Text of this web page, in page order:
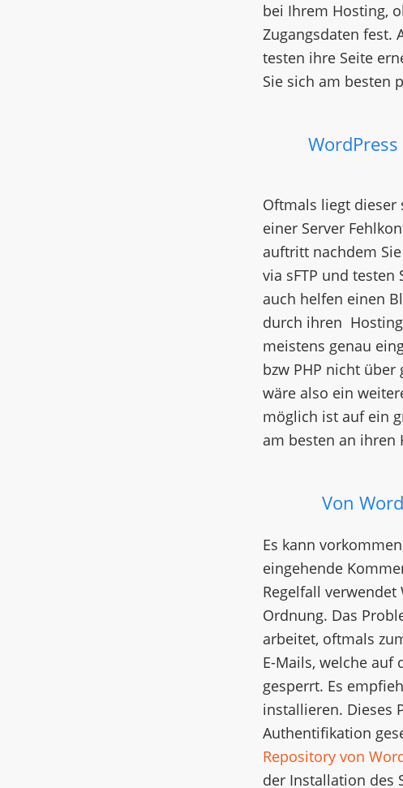
bei Ihrem Hosting,
Zugangsdaten fest.
testen ihre Seite
Sie sich am besten
Oftmals liegt dieser
einer Server
auftritt nachdem
via sFTP und
auch helfen einen
durch ihren
meistens genau
bzw PHP nicht über
wäre also ein
möglich ist auf ein
am besten an ihren
Von
Es kann
eingehende
Regelfall verwendet
Ordnung. Das
arbeitet, oftmals
E-Mails, welche
gesperrt. Es
installieren. Dieses
Authentifikation
Repository von
der Installation des